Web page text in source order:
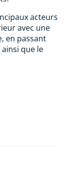
acteurs
avec une
en passant
que le